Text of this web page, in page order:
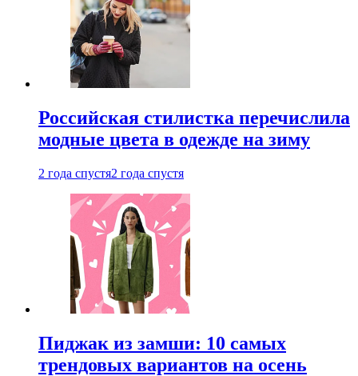
Российская стилистка перечислила
модные цвета в одежде на зиму
2 года спустя2 года спустя
Пиджак из замши: 10 самых
трендовых вариантов на осень